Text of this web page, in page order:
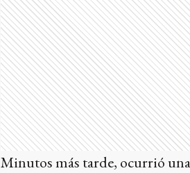
Minutos más tarde, ocurrió